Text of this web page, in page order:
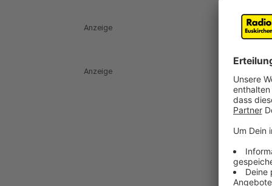
Anzeige
Anzeige